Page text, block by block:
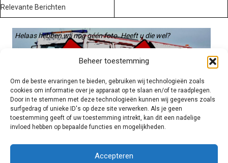
Beheer toestemming
Om de beste ervaringen te bieden, gebruiken wij technologieën zoals
cookies om informatie over je apparaat op te slaan en/of te raadplegen.
Door in te stemmen met deze technologieën kunnen wij gegevens zoals
surfgedrag of unieke ID's op deze site verwerken. Als je geen
toestemming geeft of uw toestemming intrekt, kan dit een nadelige
invloed hebben op bepaalde functies en mogelijkheden.
Accepteren
Relevante Berichten
Helaas hebben wij nog géén foto. Heeft u die wel?
Graag gebruiken we die. Stuur hem op naar:
voertuigen@hulpverleningsdiensten.nl